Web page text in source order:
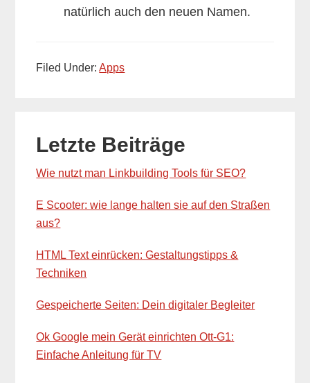
natürlich auch den neuen Namen.
Filed Under:Apps
Sidebar
Letzte Beiträge
Wie nutzt man Linkbuilding Tools für SEO?
E Scooter: wie lange halten sie auf den Straßen
aus?
HTML Text einrücken: Gestaltungstipps &
Techniken
Gespeicherte Seiten: Dein digitaler Begleiter
Ok Google mein Gerät einrichten Ott-G1:
Einfache Anleitung für TV